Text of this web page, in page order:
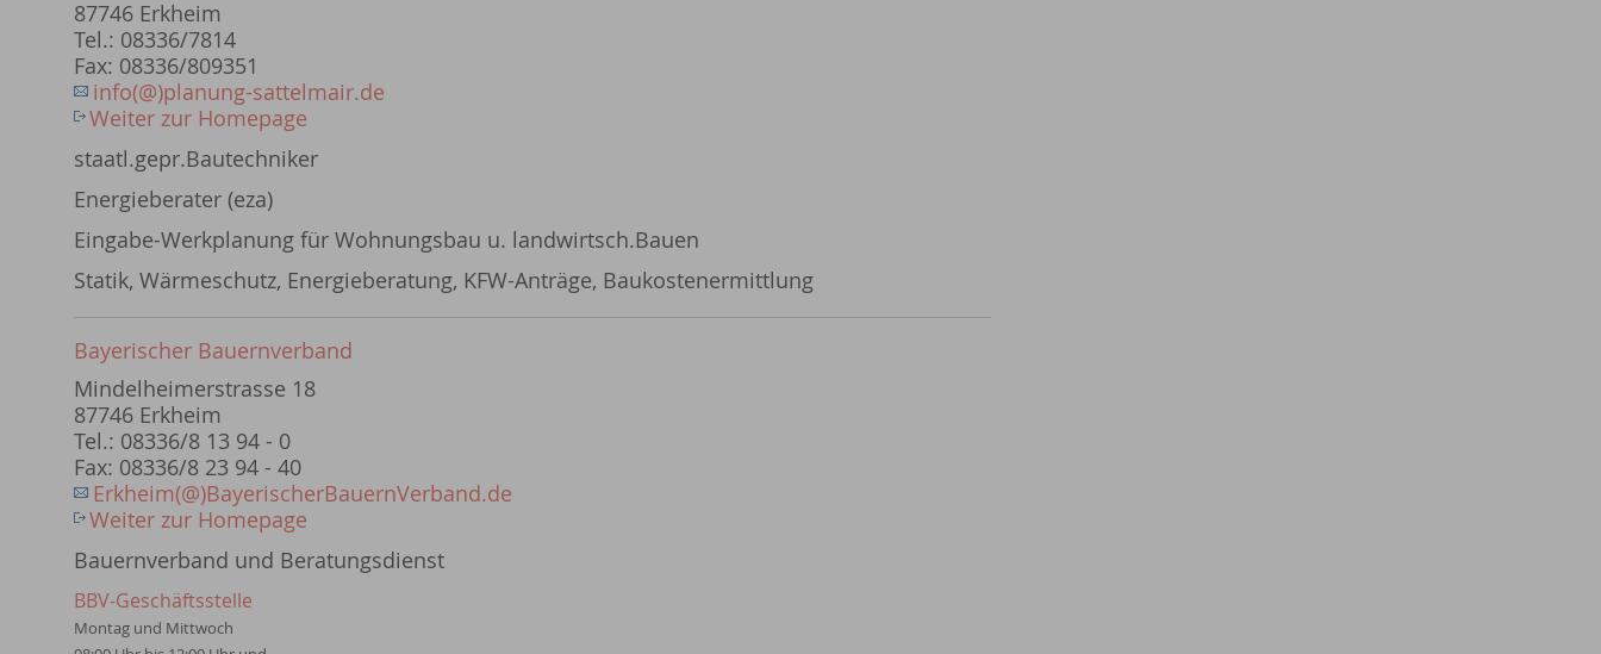
87746 Erkheim
Tel.: 08336/7814
Fax: 08336/809351
info(@)planung-sattelmair.de
Weiter zur Homepage
staatl.gepr.Bautechniker
Energieberater (eza)
Eingabe-Werkplanung für Wohnungsbau u. landwirtsch.Bauen
Statik, Wärmeschutz, Energieberatung, KFW-Anträge, Baukostenermittlung
Bayerischer Bauernverband
Mindelheimerstrasse 18
87746 Erkheim
Tel.: 08336/8 13 94 - 0
Fax: 08336/8 23 94 - 40
Erkheim(@)BayerischerBauernVerband.de
Weiter zur Homepage
Bauernverband und Beratungsdienst
BBV-Geschäftsstelle
Montag und Mittwoch